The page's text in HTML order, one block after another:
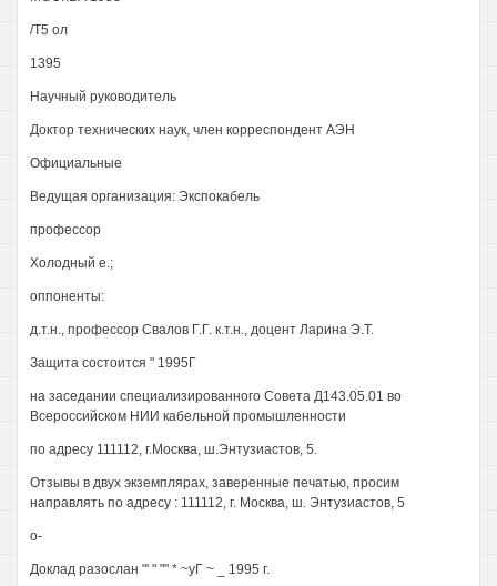
/Т5 ол
1395
Научный руководитель
Доктор технических наук, член корреспондент АЭН
Официальные
Ведущая организация: Экспокабель
профессор
Холодный е.;
оппоненты:
д.т.н., профессор Свалов Г.Г. к.т.н., доцент Ларина Э.Т.
Защита состоится " 1995Г
на заседании специализированного Совета Д143.05.01 во
Всероссийском НИИ кабельной промышленности
по адресу 111112, г.Москва, ш.Энтузиастов, 5.
Отзывы в двух экземплярах, заверенные печатью, просим
направлять по адресу : 111112, г. Москва, ш. Энтузиастов, 5
о-
Доклад разослан "' " "" * ~уГ ~ _ 1995 г.